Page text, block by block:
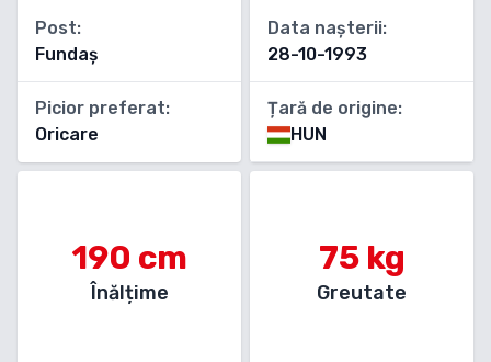
Post:
Fundaș
Picior preferat:
Oricare
Data nașterii:
28-10-1993
Țară de origine:
HUN
190 cm
Înălțime
75kg
Greutate